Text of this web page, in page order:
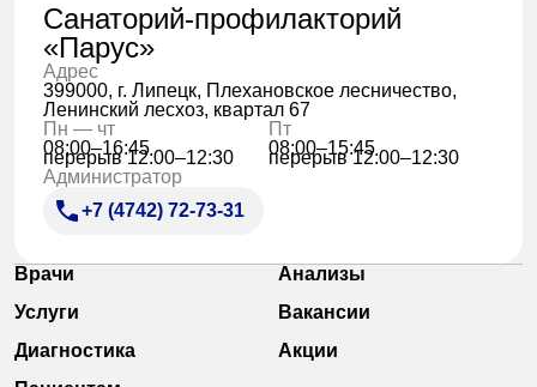
Санаторий-профилакторий
«Парус»
Адрес
399000, г. Липецк, Плехановское лесничество,
Ленинский лесхоз, квартал 67
Пн — чт
08:00–16:45
перерыв 12:00–12:30
Пт
08:00–15:45
перерыв 12:00–12:30
Администратор
+7 (4742) 72-73-31
Врачи
Анализы
Услуги
Вакансии
Диагностика
Акции